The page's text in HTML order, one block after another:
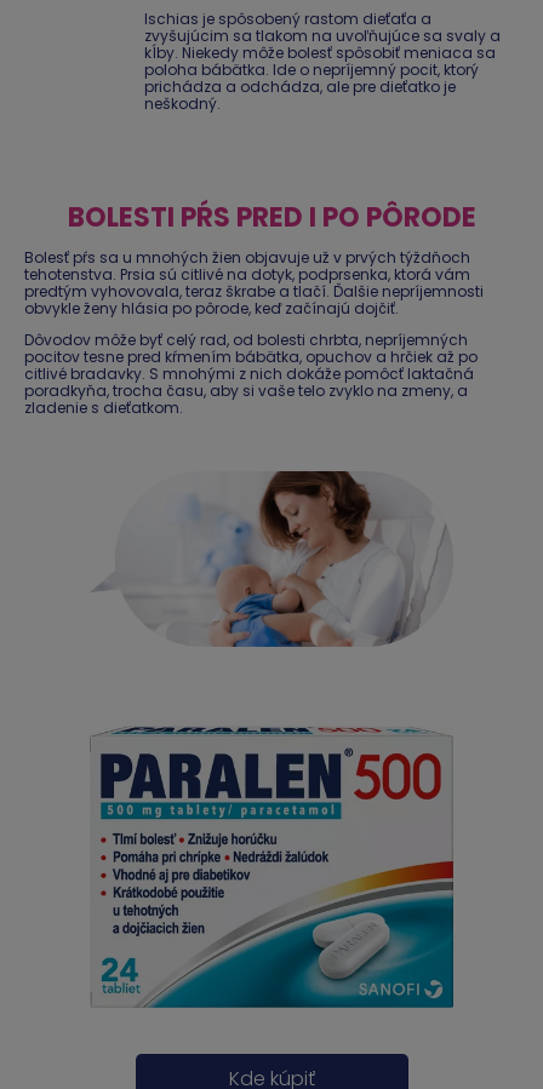
Ischias je spôsobený rastom dieťaťa a
zvyšujúcim sa tlakom na uvoľňujúce sa svaly a
kĺby. Niekedy môže bolesť spôsobiť meniaca sa
poloha bábätka. Ide o nepríjemný pocit, ktorý
prichádza a odchádza, ale pre dieťatko je
neškodný.
BOLESTI PŔS PRED I PO PÔRODE
Bolesť pŕs sa u mnohých žien objavuje už v prvých týždňoch
tehotenstva. Prsia sú citlivé na dotyk, podprsenka, ktorá vám
predtým vyhovovala, teraz škrabe a tlačí. Ďalšie nepríjemnosti
obvykle ženy hlásia po pôrode, keď začínajú dojčiť.
Dôvodov môže byť celý rad, od bolesti chrbta, nepríjemných
pocitov tesne pred kŕmením bábätka, opuchov a hrčiek až po
citlivé bradavky. S mnohými z nich dokáže pomôcť laktačná
poradkyňa, trocha času, aby si vaše telo zvyklo na zmeny, a
zladenie s dieťatkom.
Kde kúpiť